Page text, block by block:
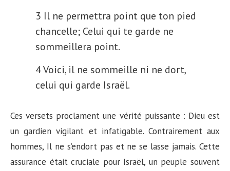
3 Il ne permettra point que ton pied
chancelle; Celui qui te garde ne
sommeillera point.
4 Voici, il ne sommeille ni ne dort,
celui qui garde Israël.
Ces versets proclament une vérité puissante : Dieu est
un gardien vigilant et infatigable. Contrairement aux
hommes, Il ne s’endort pas et ne se lasse jamais. Cette
assurance était cruciale pour Israël, un peuple souvent